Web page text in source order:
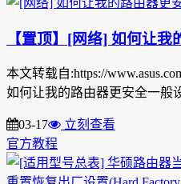
【置顶】[网络] 如何让我
本文转载自:https://
如何让我的路由器更安全一般
03-17
立刻查看
官方教程